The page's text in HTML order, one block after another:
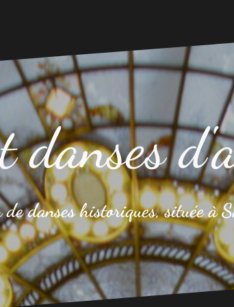
danses
de danses historiques, située à